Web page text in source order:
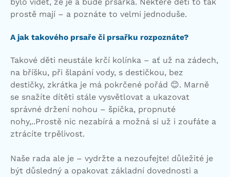
prostě mají – a poznáte to velmi jednoduše.
A jak takového prsaře či prsařku rozpoznáte?
Takové děti neustále krčí kolínka – ať už na zádech,
na bříšku, při šlapání vody, s destičkou, bez
destičky, zkrátka je má pokrčené pořád 😊. Marně
se snažíte dítěti stále vysvětlovat a ukazovat
správné držení nohou – špička, propnuté
nohy,..Prostě nic nezabírá a možná si už i zoufáte a
ztrácíte trpělivost.
Naše rada ale je – vydržte a nezoufejte! důležité je
být důsledný a opakovat základní dovednosti a